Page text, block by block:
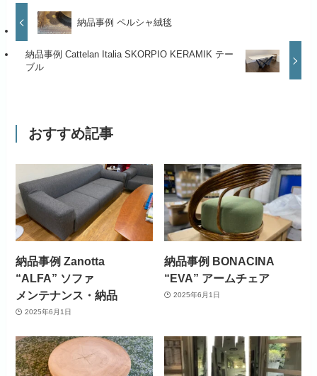
納品事例 ペルシャ絨毯
納品事例 Cattelan Italia SKORPIO KERAMIK テー
ブル
おすすめ記事
納品事例 Zanotta
“ALFA” ソファ
メンテナンス・納品
2025年6月1日
納品事例 BONACINA
“EVA” アームチェア
2025年6月1日